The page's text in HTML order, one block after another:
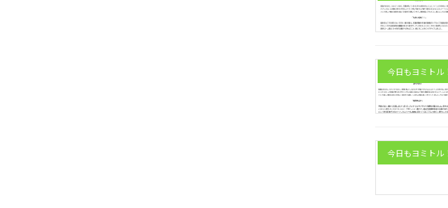
今日もヨミトル！
今日もヨミトル！